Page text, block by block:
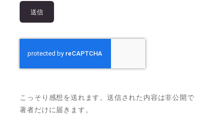
こっそり感想を送れます。送信された内容は非公開で
著者だけに届きます。